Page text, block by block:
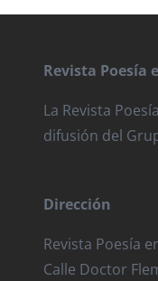
Revista Poesía
La Revista
difusión del
Dirección
Revista Poesía
Calle Doctor